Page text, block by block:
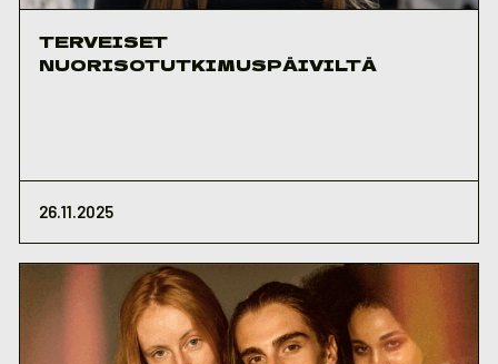
TERVEISET
NUORISOTUTKIMUSPÄIVILTÄ
26.11.2025